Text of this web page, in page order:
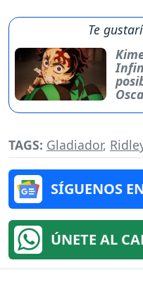
Te
TAGS: Gladiador,
SÍGUENOS
ÚNETE AL